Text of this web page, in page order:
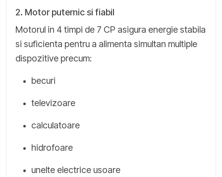
2. Motor puternic si fiabil
Motorul in 4 timpi de 7 CP asigura energie stabila
si suficienta pentru a alimenta simultan multiple
dispozitive precum:
becuri
televizoare
calculatoare
hidrofoare
unelte electrice usoare